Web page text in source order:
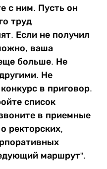
с ним. Пусть он
труд
Если не получил
ваша
больше. Не
Не
в приговор.
список
в приемные
ректорских,
маршрут".